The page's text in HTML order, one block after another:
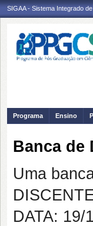
SIGAA - Sistema Integrado
Programa Ensino
Banca de
Uma
DATA: 19/